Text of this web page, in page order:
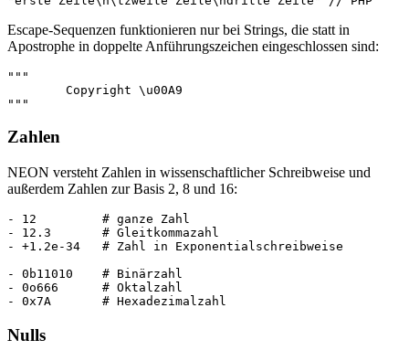
Escape-Sequenzen funktionieren nur bei Strings, die statt in
Apostrophe in doppelte Anführungszeichen eingeschlossen sind:
"""
Zahlen
NEON versteht Zahlen in wissenschaftlicher Schreibweise und
außerdem Zahlen zur Basis 2, 8 und 16:
- 12         # ganze Zahl
- 12.3       # Gleitkommazahl
- +1.2e-34   # Zahl in Exponentialschreibweise
- 0b11010    # Binärzahl
- 0o666      # Oktalzahl
Nulls